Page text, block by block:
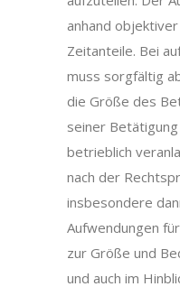
anhand
Zeitanteile. Bei
muss sorgfältig
die Größe des
seiner
betrieblich
nach der
insbesondere
Aufwendungen
zur Größe und
und auch im